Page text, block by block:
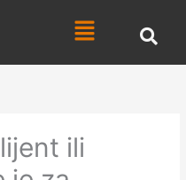
Menu
ili